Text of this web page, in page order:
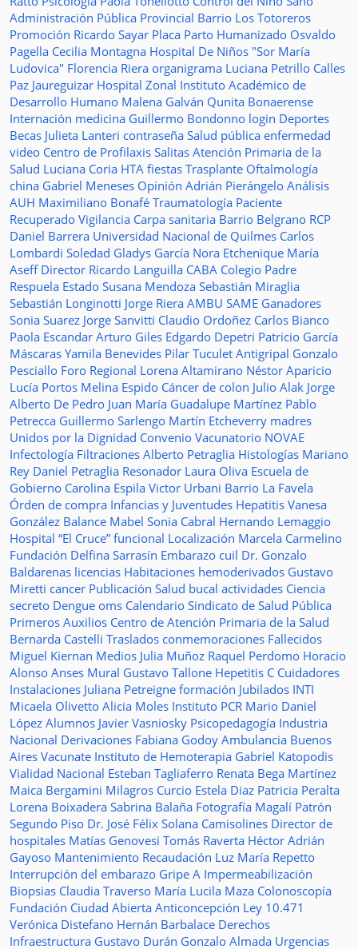
Administración Pública Provincial Barrio Los Totoreros
Promoción Ricardo Sayar Placa Parto Humanizado Osvaldo
Pagella Cecilia Montagna Hospital De Niños "Sor María
Ludovica" Florencia Riera organigrama Luciana Petrillo Calles
Paz Jaureguizar Hospital Zonal Instituto Académico de
Desarrollo Humano Malena Galván Qunita Bonaerense
Internación medicina Guillermo Bondonno login Deportes
Becas Julieta Lanteri contraseña Salud pública enfermedad
video Centro de Profilaxis Salitas Atención Primaria de la
Salud Luciana Coria HTA fiestas Trasplante Oftalmología
china Gabriel Meneses Opinión Adrián Pierángelo Análisis
AUH Maximiliano Bonafé Traumatología Paciente
Recuperado Vigilancia Carpa sanitaria Barrio Belgrano RCP
Daniel Barrera Universidad Nacional de Quilmes Carlos
Lombardi Soledad Gladys García Nora Etchenique María
Aseff Director Ricardo Languilla CABA Colegio Padre
Respuela Estado Susana Mendoza Sebastián Miraglia
Sebastián Longinotti Jorge Riera AMBU SAME Ganadores
Sonia Suarez Jorge Sanvitti Claudio Ordoñez Carlos Bianco
Paola Escandar Arturo Giles Edgardo Depetri Patricio García
Máscaras Yamila Benevides Pilar Tuculet Antigripal Gonzalo
Pesciallo Foro Regional Lorena Altamirano Néstor Aparicio
Lucía Portos Melina Espido Cáncer de colon Julio Alak Jorge
Alberto De Pedro Juan María Guadalupe Martínez Pablo
Petrecca Guillermo Sarlengo Martín Etcheverry madres
Unidos por la Dignidad Convenio Vacunatorio NOVAE
Infectología Filtraciones Alberto Petraglia Histologías Mariano
Rey Daniel Petraglia Resonador Laura Oliva Escuela de
Gobierno Carolina Espila Victor Urbani Barrio La Favela
Órden de compra Infancias y Juventudes Hepatitis Vanesa
González Balance Mabel Sonia Cabral Hernando Lemaggio
Hospital “El Cruce” funcional Localización Marcela Carmelino
Fundación Delfina Sarrasín Embarazo cuil Dr. Gonzalo
Baldarenas licencias Habitaciones hemoderivados Gustavo
Miretti cancer Publicación Salud bucal actividades Ciencia
secreto Dengue oms Calendario Sindicato de Salud Pública
Primeros Auxilios Centro de Atención Primaria de la Salud
Bernarda Castelli Traslados conmemoraciones Fallecidos
Miguel Kiernan Medios Julia Muñoz Raquel Perdomo Horacio
Alonso Anses Mural Gustavo Tallone Hepetitis C Cuidadores
Instalaciones Juliana Petreigne formación Jubilados INTI
Micaela Olivetto Alicia Moles Instituto PCR Mario Daniel
López Alumnos Javier Vasniosky Psicopedagogía Industria
Nacional Derivaciones Fabiana Godoy Ambulancia Buenos
Aires Vacunate Instituto de Hemoterapia Gabriel Katopodis
Vialidad Nacional Esteban Tagliaferro Renata Bega Martínez
Maica Bergamini Milagros Curcio Estela Diaz Patricia Peralta
Lorena Boixadera Sabrina Balaña Fotografía Magalí Patrón
Segundo Piso Dr. José Félix Solana Camisolines Director de
hospitales Matías Genovesi Tomás Raverta Héctor Adrián
Gayoso Mantenimiento Recaudación Luz María Repetto
Interrupción del embarazo Gripe A Impermeabilización
Biopsias Claudia Traverso María Lucila Maza Colonoscopía
Fundación Ciudad Abierta Anticoncepción Ley 10.471
Verónica Distefano Hernán Barbalace Derechos
Infraestructura Gustavo Durán Gonzalo Almada Urgencias